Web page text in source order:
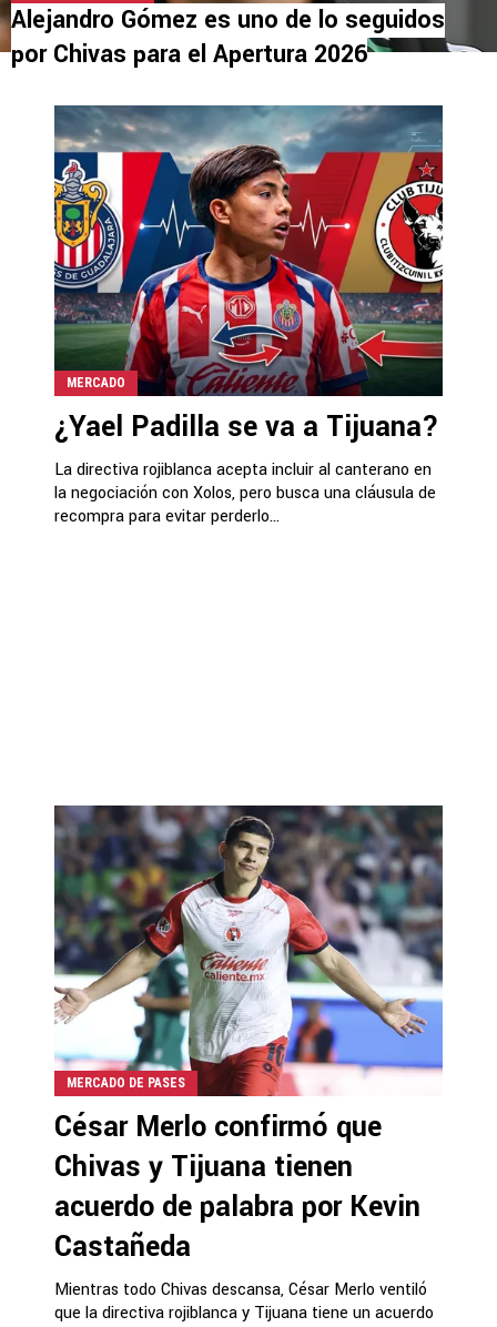
Alejandro Gómez es uno de lo seguidos
por Chivas para el Apertura 2026
MERCADO
¿Yael Padilla se va a Tijuana?
La directiva rojiblanca acepta incluir al canterano en
la negociación con Xolos, pero busca una cláusula de
recompra para evitar perderlo...
MERCADO DE PASES
César Merlo confirmó que
Chivas y Tijuana tienen
acuerdo de palabra por Kevin
Castañeda
Mientras todo Chivas descansa, César Merlo ventiló
que la directiva rojiblanca y Tijuana tiene un acuerdo